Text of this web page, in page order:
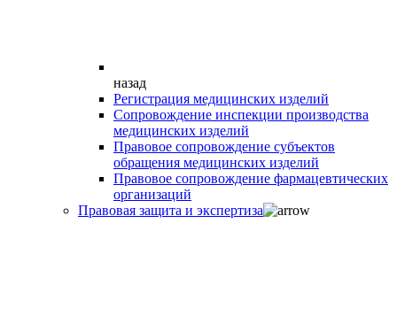
назад
Регистрация медицинских изделий
Сопровождение инспекции производства
медицинских изделий
Правовое сопровождение субъектов
обращения медицинских изделий
Правовое сопровождение фармацевтических
организаций
Правовая защита и экспертиза